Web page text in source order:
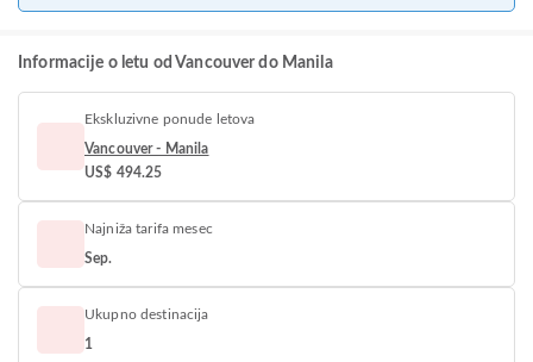
Informacije o letu od Vancouver do Manila
Ekskluzivne ponude letova
Vancouver - Manila
US$ 494.25
Najniža tarifa mesec
Sep.
Ukupno destinacija
1